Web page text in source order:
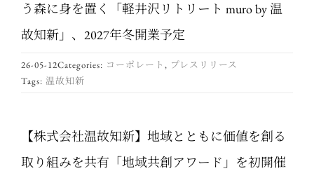
う森に身を置く「軽井沢リトリート muro by 温
故知新」、2027年冬開業予定
26-05-12Categories: コーポレート, プレスリリース
Tags: 温故知新
【株式会社温故知新】地域とともに価値を創る
取り組みを共有「地域共創アワード」を初開催